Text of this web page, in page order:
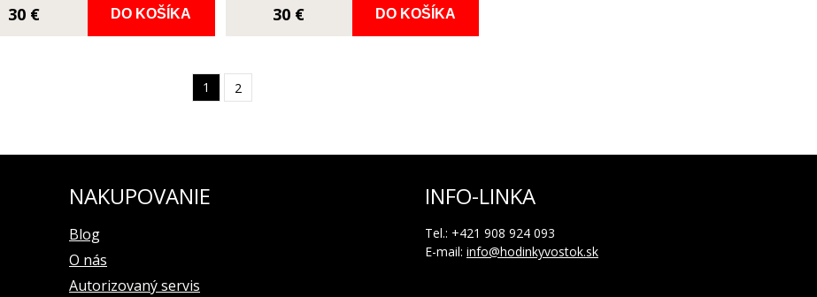
30 € DO KOŠÍKA 30 € DO KOŠÍKA
1 2
NAKUPOVANIE
Blog
O nás
Autorizovaný servis
INFO-LINKA
Tel.: +421 908 924 093
E-mail: info@hodinkyvostok.sk